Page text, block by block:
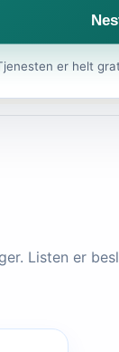
er helt
Listen er